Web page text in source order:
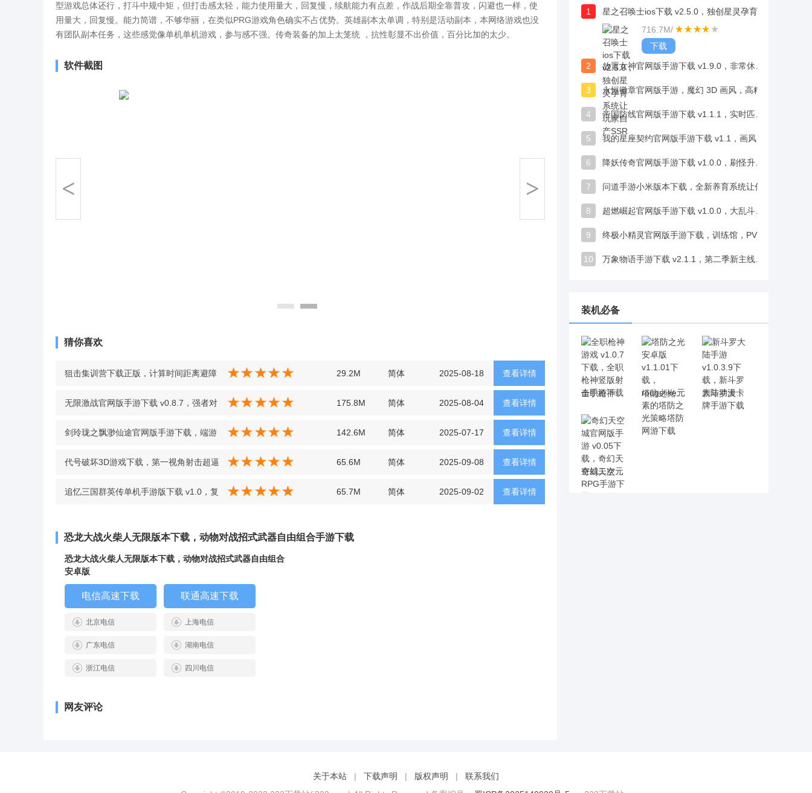
型游戏总体还行，打斗中规中矩，但打击感太轻，能力使用量大，回复慢，续航能力有点差，作战后期全靠普攻，闪避也一样，使
用量大，回复慢。能力简谱，不够华丽，在类似PRG游戏角色确实不占优势。英雄副本太单调，特别是活动副本，本网络游戏也没
有团队副本任务，这些感觉像单机单机游戏，参与感不强。传奇装备的加上太笼统 ，抗性彰显不出价值，百分比加的太少。
软件截图
< >
猜你喜欢
查看详情
狙击集训营下载正版，计算时间距离避障
碍，精准命中敌人成就感足 v1.0 最新版
29.2M 简体 2025-08-18
查看详情
无限激战官网版手游下载 v0.8.7，强者对
决凭操作说话，点燃战斗之魂成就感满满
175.8M 简体 2025-08-04
查看详情
剑玲珑之飘渺仙途官网版手游下载，端游
级品质打造玄幻仙侠新世界 v1.2.7
142.6M 简体 2025-07-17
查看详情
代号破坏3D游戏下载，第一视角射击超逼
真，视觉手感双在线 v2.7 安卓版
65.6M 简体 2025-09-08
查看详情
追忆三国群英传单机手游版下载 v1.0，复
初代心动体验 v1.0
65.7M 简体 2025-09-02
恐龙大战火柴人无限版本下载，动物对战招式武器自由组合手游下载
恐龙大战火柴人无限版本下载，动物对战招式武器自由组合
安卓版
电信高速下载 联通高速下载
北京电信 上海电信
广东电信 湖南电信
浙江电信 四川电信
网友评论
1
716.7M/
下载
2
3
4
5
6
7
8
9
10
装机必备
全职枪神游戏 v1.0.7下载，全职枪神竖版射击手游下载 塔防之光安卓版 v1.1.01下载，rougelike元素的塔防之光策略塔防网游下载 新斗罗大陆手游 v1.0.3.9下载，新斗罗大陆动漫卡牌手游下载
奇幻天空城官网版手游 v0.05下载，奇幻天空城二次元RPG手游下载
关于本站 | 下载声明 | 版权声明 |
联系我们